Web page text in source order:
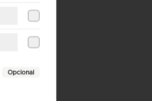
Opcional